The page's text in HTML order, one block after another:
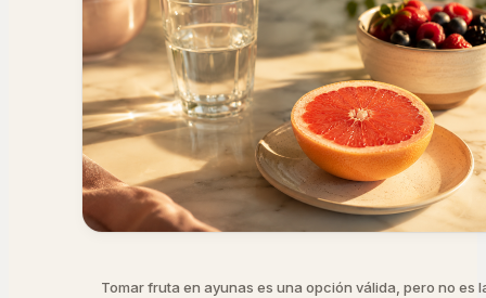
Tomar fruta en ayunas es una opción válida, pero no es